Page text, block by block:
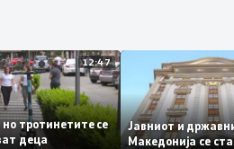
12:47
но тротинетите се
возат деца
Јавниот и
Македонија